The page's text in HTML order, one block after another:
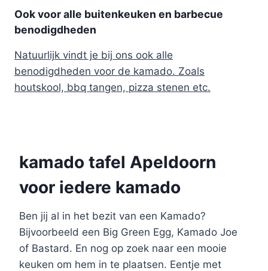
Ook voor alle buitenkeuken en barbecue
benodigdheden
Natuurlijk vindt je bij ons ook alle
benodigdheden voor de kamado. Zoals
houtskool, bbq tangen, pizza stenen etc.
kamado tafel Apeldoorn
voor iedere kamado
Ben jij al in het bezit van een Kamado?
Bijvoorbeeld een Big Green Egg, Kamado Joe
of Bastard. En nog op zoek naar een mooie
keuken om hem in te plaatsen. Eentje met